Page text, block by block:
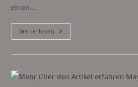
einen…
Weiterlesen FwESI
Ausbildung